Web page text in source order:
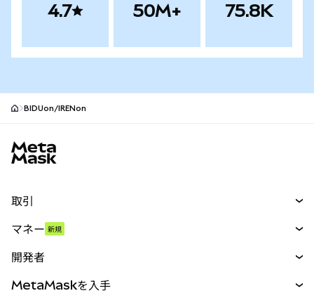
4.7 50M+ 75.8K
BIDUon/IRENon
取引
パーペチュアル
RWA
マネー 新規
開発者
MetaMaskを入手